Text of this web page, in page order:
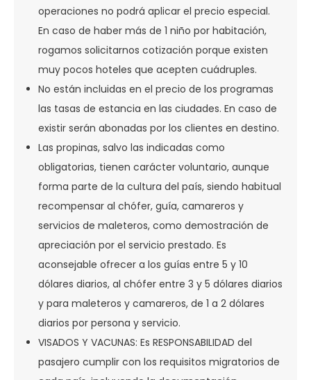
operaciones no podrá aplicar el precio especial.
En caso de haber más de 1 niño por habitación,
rogamos solicitarnos cotización porque existen
muy pocos hoteles que acepten cuádruples.
No están incluidas en el precio de los programas
las tasas de estancia en las ciudades. En caso de
existir serán abonadas por los clientes en destino.
Las propinas, salvo las indicadas como
obligatorias, tienen carácter voluntario, aunque
forma parte de la cultura del país, siendo habitual
recompensar al chófer, guía, camareros y
servicios de maleteros, como demostración de
apreciación por el servicio prestado. Es
aconsejable ofrecer a los guías entre 5 y 10
dólares diarios, al chófer entre 3 y 5 dólares diarios
y para maleteros y camareros, de 1 a 2 dólares
diarios por persona y servicio.
VISADOS Y VACUNAS: Es RESPONSABILIDAD del
pasajero cumplir con los requisitos migratorios de